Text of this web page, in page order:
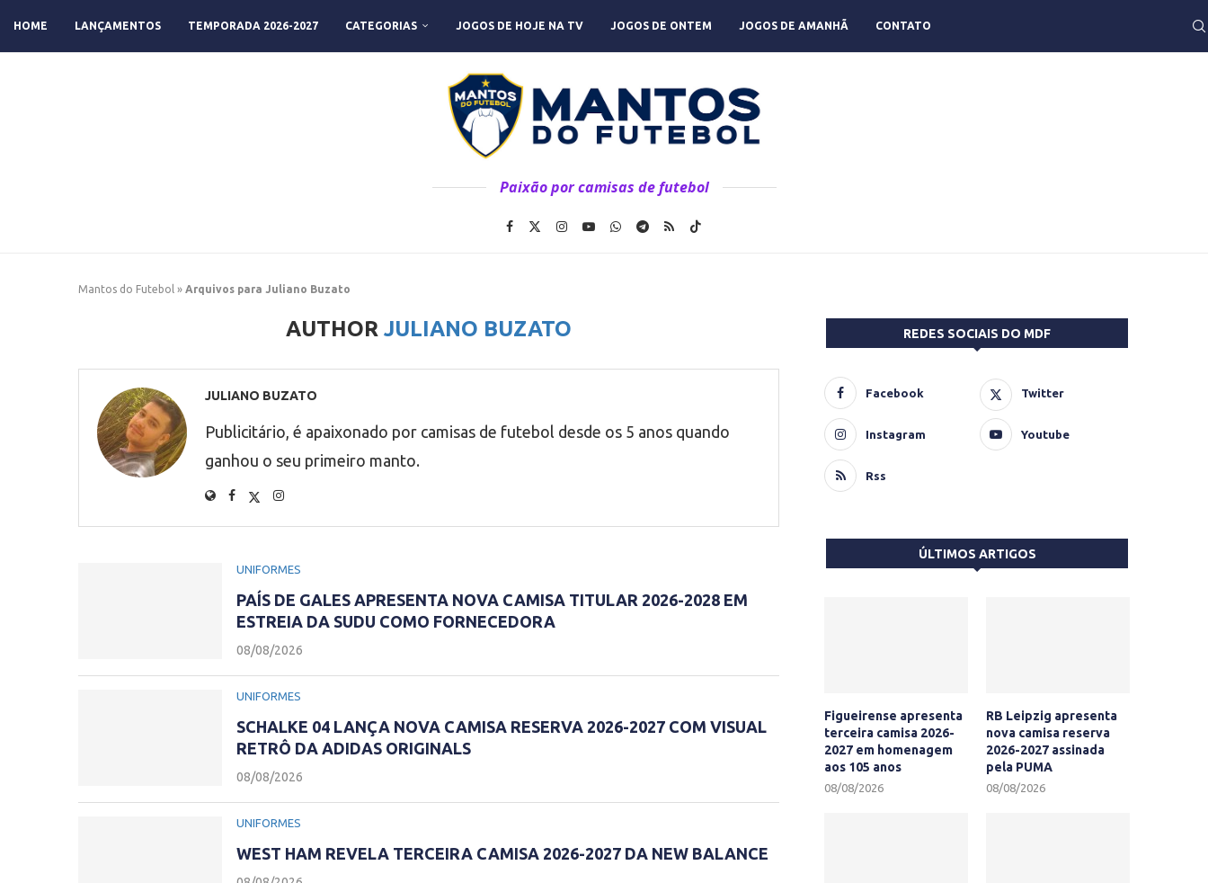
HOME LANÇAMENTOS TEMPORADA 2026-2027 CATEGORIAS JOGOS DE HOJE NA TV JOGOS DE ONTEM JOGOS DE AMANHÃ CONTATO
Paixão por camisas de futebol
Mantos do Futebol » Arquivos para Juliano Buzato
AUTHOR JULIANO BUZATO
JULIANO BUZATO
Publicitário, é apaixonado por camisas de futebol desde os 5 anos quando
ganhou o seu primeiro manto.
UNIFORMES
PAÍS DE GALES APRESENTA NOVA CAMISA TITULAR 2026-2028 EM
ESTREIA DA SUDU COMO FORNECEDORA
08/08/2026
UNIFORMES
SCHALKE 04 LANÇA NOVA CAMISA RESERVA 2026-2027 COM VISUAL
RETRÔ DA ADIDAS ORIGINALS
08/08/2026
UNIFORMES
WEST HAM REVELA TERCEIRA CAMISA 2026-2027 DA NEW BALANCE
REDES SOCIAIS DO MDF
Facebook Twitter
Instagram Youtube
Rss
ÚLTIMOS ARTIGOS
Figueirense apresenta
terceira camisa 2026-
2027 em homenagem
aos 105 anos
08/08/2026
RB Leipzig apresenta
nova camisa reserva
2026-2027 assinada
pela PUMA
08/08/2026